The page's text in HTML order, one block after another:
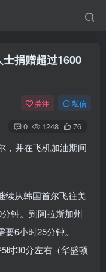
捐赠超过1600
关注 私信
0 1248 76
，并在飞机加油期间
续从韩国首尔飞往美
钟。到阿拉斯加州
6小时25分钟。
时30分左右（华盛顿